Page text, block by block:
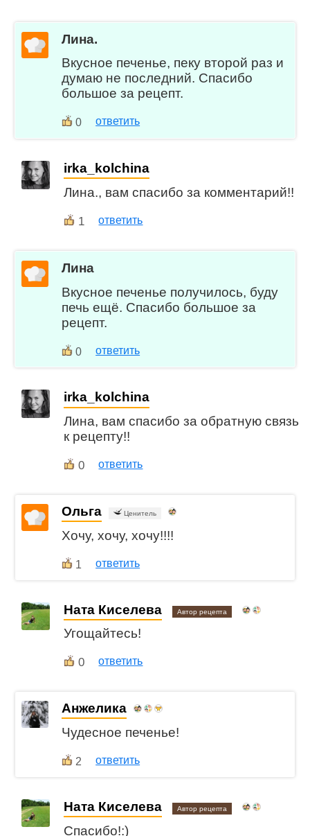
Лина.
Вкусное печенье, пеку второй раз и
думаю не последний. Спасибо
большое за рецепт.
0 ответить
irka_kolchina
Лина., вам спасибо за комментарий!!
1 ответить
Лина
Вкусное печенье получилось, буду
печь ещё. Спасибо большое за
рецепт.
0 ответить
irka_kolchina
Лина, вам спасибо за обратную связь
к рецепту!!
0 ответить
Ольга Ценитель
Хочу, хочу, хочу!!!!
1 ответить
Ната Киселева Автор рецепта
Угощайтесь!
0 ответить
Анжелика
Чудесное печенье!
2 ответить
Ната Киселева Автор рецепта
Спасибо!:)